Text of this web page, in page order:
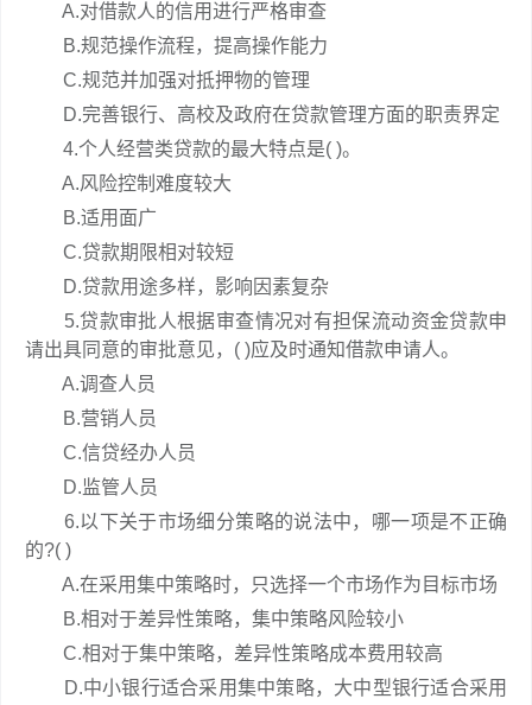
A.对借款人的信用进行严格审查
B.规范操作流程，提高操作能力
C.规范并加强对抵押物的管理
D.完善银行、高校及政府在贷款管理方面的职责界定
4.个人经营类贷款的最大特点是( )。
A.风险控制难度较大
B.适用面广
C.贷款期限相对较短
D.贷款用途多样，影响因素复杂
5.贷款审批人根据审查情况对有担保流动资金贷款申
请出具同意的审批意见，( )应及时通知借款申请人。
A.调查人员
B.营销人员
C.信贷经办人员
D.监管人员
6.以下关于市场细分策略的说法中，哪一项是不正确
的?( )
A.在采用集中策略时，只选择一个市场作为目标市场
B.相对于差异性策略，集中策略风险较小
C.相对于集中策略，差异性策略成本费用较高
D.中小银行适合采用集中策略，大中型银行适合采用